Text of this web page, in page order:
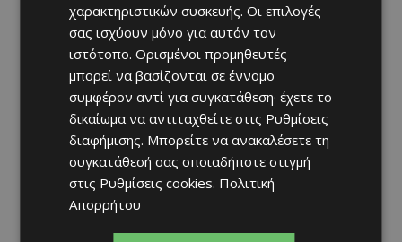
χαρακτηριστικών συσκευής. Οι επιλογές
σας ισχύουν μόνο για αυτόν τον
ιστότοπο. Ορισμένοι προμηθευτές
μπορεί να βασίζονται σε έννομο
συμφέρον αντί για συγκατάθεση· έχετε το
δικαίωμα να αντιταχθείτε στις Ρυθμίσεις
διαφήμισης. Μπορείτε να ανακαλέσετε τη
συγκατάθεσή σας οποιαδήποτε στιγμή
στις Ρυθμίσεις cookies. Πολιτική
Απορρήτου